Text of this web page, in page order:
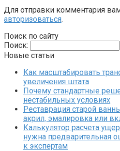
Для отправки комментария
авторизоваться.
Поиск по сайту
Поиск:
Новые статьи
Как масштабировать
увеличения штата
Почему стандартные
нестабильных условиях
Реставрация старой
акрил, эмалировка или
Калькулятор расчета
нужна предварительная
к экспертам